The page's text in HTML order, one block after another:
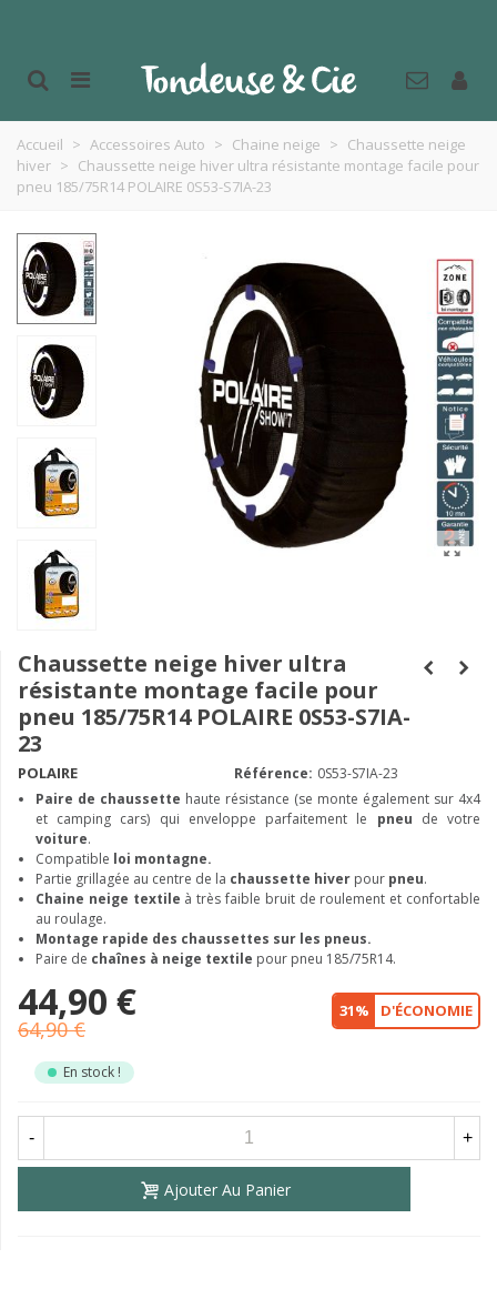
Accueil > Accessoires Auto > Chaine neige > Chaussette neige
hiver > Chaussette neige hiver ultra résistante montage facile pour
pneu 185/75R14 POLAIRE 0S53-S7IA-23
Chaussette neige hiver ultra
résistante montage facile pour
pneu 185/75R14 POLAIRE 0S53-S7IA-
23
POLAIRE Référence: 0S53-S7IA-23
Paire de chaussette haute résistance (se monte également sur 4x4
et camping cars) qui enveloppe parfaitement le pneu de votre
voiture.
Compatible loi montagne.
Partie grillagée au centre de la chaussette hiver pour pneu.
Chaine neige textile à très faible bruit de roulement et confortable
au roulage.
Montage rapide des chaussettes sur les pneus.
Paire de chaînes à neige textile pour pneu 185/75R14.
44,90 €
64,90 €
31% D'ÉCONOMIE
En stock !
- +
Ajouter Au Panier